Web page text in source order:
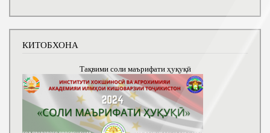
КИТОБХОНА
Тақвими соли маърифати ҳуқуқӣ